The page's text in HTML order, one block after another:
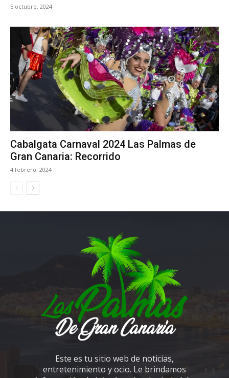
5 octubre, 2024
Cabalgata Carnaval 2024 Las Palmas de
Gran Canaria: Recorrido
4 febrero, 2024
Este es tu sitio web de noticias,
entretenimiento y ocio. Le brindamos